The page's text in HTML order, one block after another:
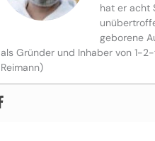
hat er acht
geborene
als Gründer und Inhaber von 1-
Reimann)